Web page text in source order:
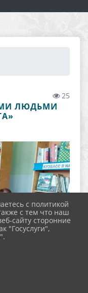
25
ЛЮДЬМИ
с политикой
с тем что наш
сайту сторонние
"Госуслуги",